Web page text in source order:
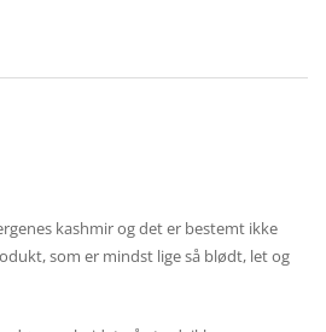
kashmir og det er bestemt ikke
som er mindst lige så blødt, let og